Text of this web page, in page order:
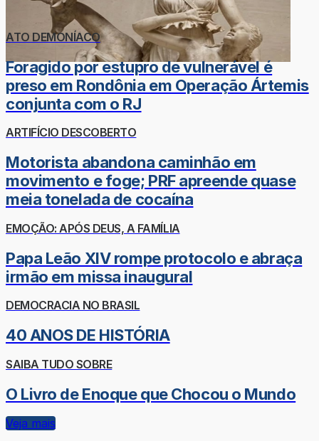
ATO DEMONÍACO
Foragido por estupro de vulnerável é
preso em Rondônia em Operação Ártemis
conjunta com o RJ
ARTIFÍCIO DESCOBERTO
Motorista abandona caminhão em
movimento e foge; PRF apreende quase
meia tonelada de cocaína
EMOÇÃO: APÓS DEUS, A FAMÍLIA
Papa Leão XIV rompe protocolo e abraça
irmão em missa inaugural
DEMOCRACIA NO BRASIL
40 ANOS DE HISTÓRIA
SAIBA TUDO SOBRE
O Livro de Enoque que Chocou o Mundo
Veja mais